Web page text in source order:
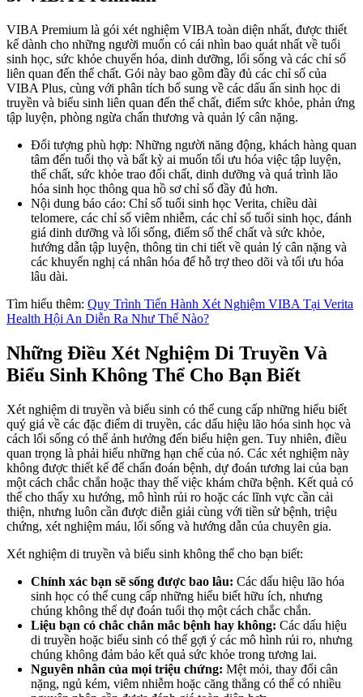
VIBA Premium là gói xét nghiệm VIBA toàn diện nhất, được thiết
kế dành cho những người muốn có cái nhìn bao quát nhất về tuổi
sinh học, sức khỏe chuyển hóa, dinh dưỡng, lối sống và các chỉ số
liên quan đến thể chất. Gói này bao gồm đầy đủ các chỉ số của
VIBA Plus, cùng với phân tích bổ sung về các dấu ấn sinh học di
truyền và biểu sinh liên quan đến thể chất, điểm sức khỏe, phản ứng
tập luyện, phòng ngừa chấn thương và quản lý cân nặng.
Đối tượng phù hợp: Những người năng động, khách hàng quan
tâm đến tuổi thọ và bất kỳ ai muốn tối ưu hóa việc tập luyện,
thể chất, sức khỏe trao đổi chất, dinh dưỡng và quá trình lão
hóa sinh học thông qua hồ sơ chỉ số đầy đủ hơn.
Nội dung báo cáo: Chỉ số tuổi sinh học Verita, chiều dài
telomere, các chỉ số viêm nhiễm, các chỉ số tuổi sinh học, đánh
giá dinh dưỡng và lối sống, điểm số thể chất và sức khỏe,
hướng dẫn tập luyện, thông tin chi tiết về quản lý cân nặng và
các khuyến nghị cá nhân hóa để hỗ trợ theo dõi và tối ưu hóa
lâu dài.
Tìm hiểu thêm: Quy Trình Tiến Hành Xét Nghiệm VIBA Tại Verita
Health Hội An Diễn Ra Như Thế Nào?
Những Điều Xét Nghiệm Di Truyền Và
Biểu Sinh Không Thể Cho Bạn Biết
Xét nghiệm di truyền và biểu sinh có thể cung cấp những hiểu biết
quý giá về các đặc điểm di truyền, các dấu hiệu lão hóa sinh học và
cách lối sống có thể ảnh hưởng đến biểu hiện gen. Tuy nhiên, điều
quan trọng là phải hiểu những hạn chế của nó. Các xét nghiệm này
không được thiết kế để chẩn đoán bệnh, dự đoán tương lai của bạn
một cách chắc chắn hoặc thay thế việc khám chữa bệnh. Kết quả có
thể cho thấy xu hướng, mô hình rủi ro hoặc các lĩnh vực cần cải
thiện, nhưng luôn cần được diễn giải cùng với tiền sử bệnh, triệu
chứng, xét nghiệm máu, lối sống và hướng dẫn của chuyên gia.
Xét nghiệm di truyền và biểu sinh không thể cho bạn biết:
Chính xác bạn sẽ sống được bao lâu: Các dấu hiệu lão hóa
sinh học có thể cung cấp những hiểu biết hữu ích, nhưng
chúng không thể dự đoán tuổi thọ một cách chắc chắn.
Liệu bạn có chắc chắn mắc bệnh hay không: Các dấu hiệu
di truyền hoặc biểu sinh có thể gợi ý các mô hình rủi ro, nhưng
chúng không đảm bảo kết quả sức khỏe trong tương lai.
Nguyên nhân của mọi triệu chứng: Mệt mỏi, thay đổi cân
nặng, ngủ kém, viêm nhiễm hoặc căng thẳng có thể có nhiều